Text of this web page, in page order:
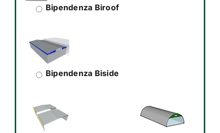
Bipendenza Biroof
Bipendenza Biside